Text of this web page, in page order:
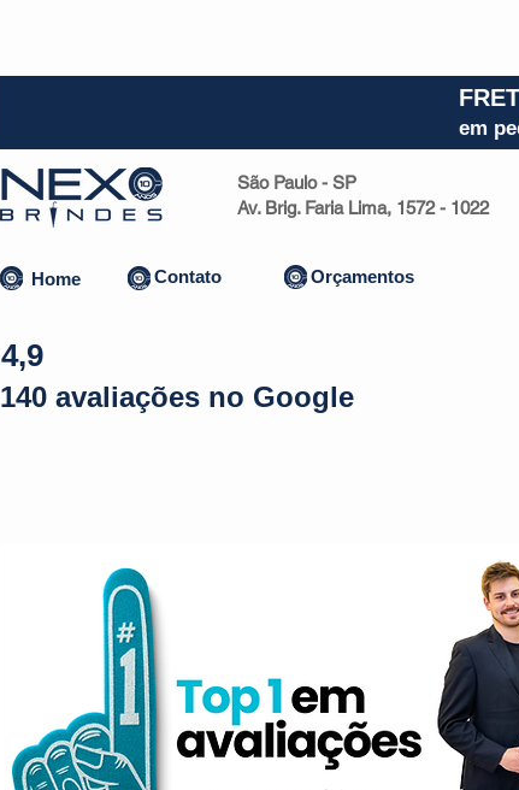
em
São Paulo - SP
Av. Brig. Faria Lima, 1572 - 1022
Home Contato Orçamentos
4,9
140 avaliações no Google